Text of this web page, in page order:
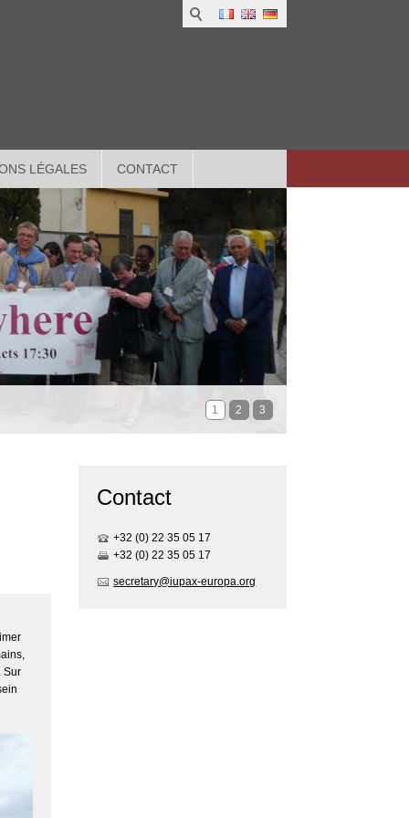
LÉGALES CONTACT
1 2 3
Sur
Contact
+32 (0) 22 35 05 17
+32 (0) 22 35 05 17
secretary@iupax-europa.org